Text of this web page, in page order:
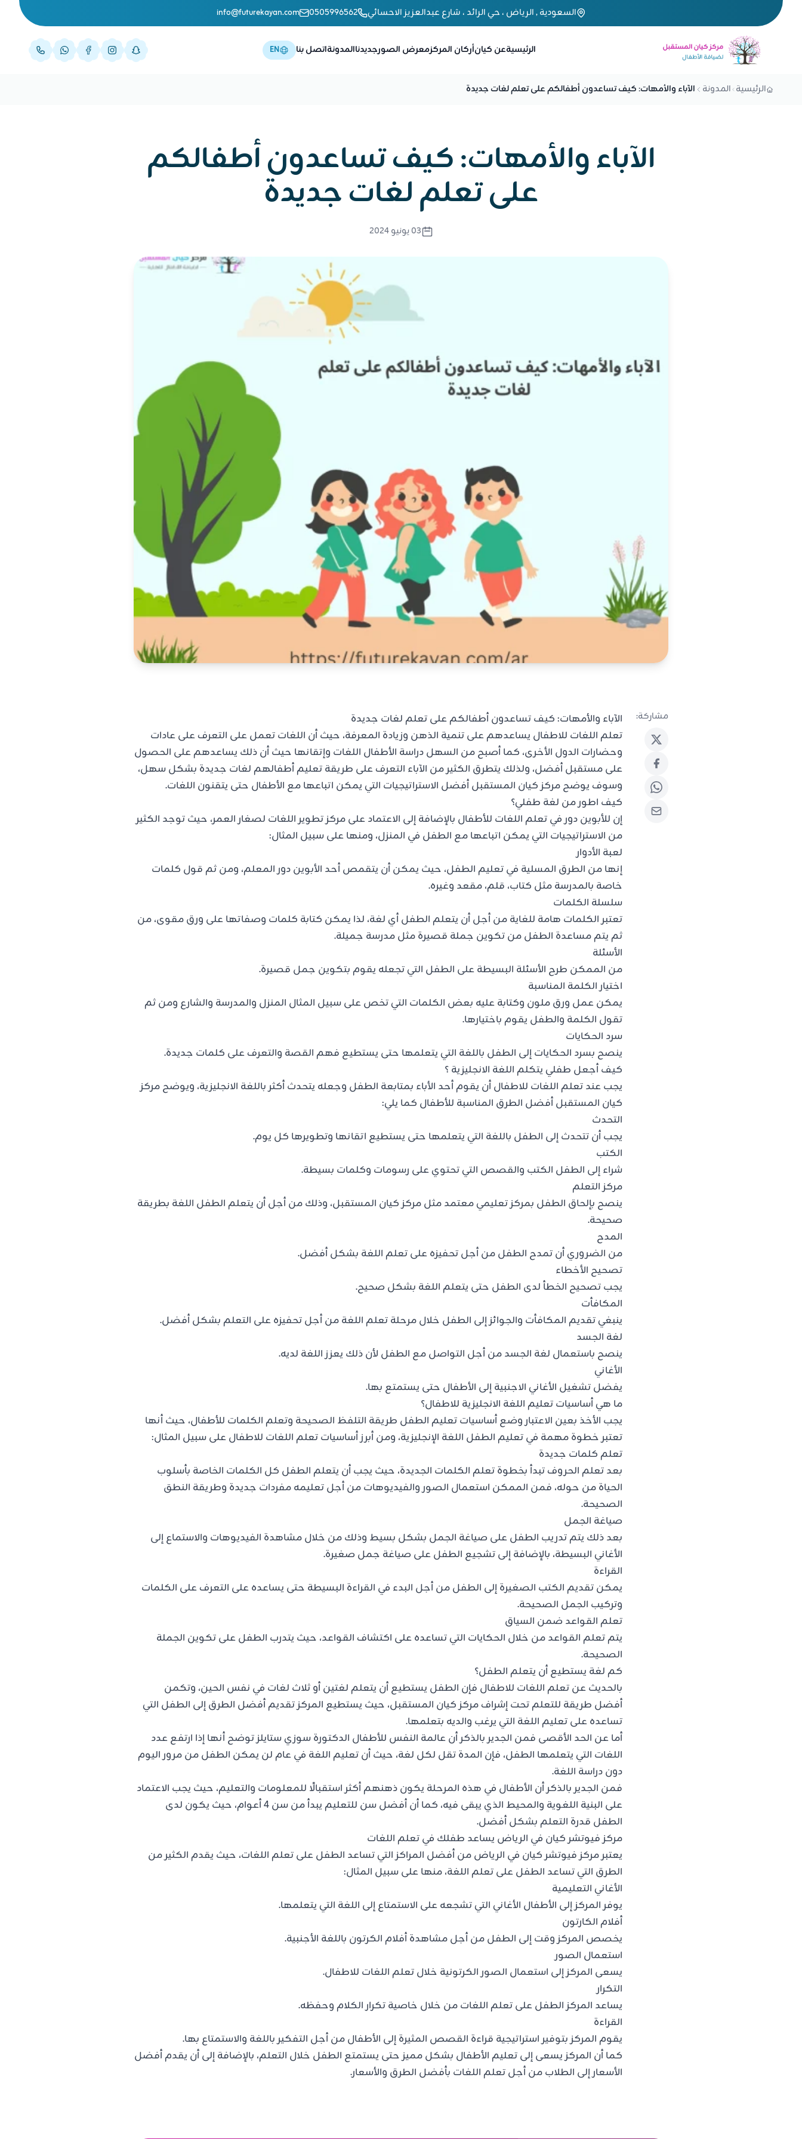
السعودية , الرياض ، حي الرائد ، شارع عبدالعزيز الاحسائي 0505996562
info@futurekayan.com
الرئيسيةعن كيانأركان المركزمعرض الصورجديدناالمدونةاتصل بنا EN
الرئيسية المدونة الآباء والأمهات: كيف تساعدون أطفالكم على تعلم لغات جديدة
الآباء والأمهات: كيف تساعدون أطفالكم
على تعلم لغات جديدة
03 يونيو 2024
مشاركة:
الآباء والأمهات: كيف تساعدون أطفالكم على تعلم لغات جديدة
تعلم اللغات للاطفال يساعدهم على تنمية الذهن وزيادة المعرفة، حيث أن اللغات تعمل على التعرف على عادات
وحضارات الدول الأخرى، كما أصبح من السهل دراسة الأطفال اللغات وإتقانها حيث أن ذلك يساعدهم على الحصول
على مستقبل أفضل، ولذلك يتطرق الكثير من الآباء التعرف على طريقة تعليم أطفالهم لغات جديدة بشكل سهل،
وسوف يوضح مركز كيان المستقبل أفضل الاستراتيجيات التي يمكن اتباعها مع الأطفال حتى يتقنون اللغات.
كيف اطور من لغة طفلي؟
إن للأبوين دور في تعلم اللغات للأطفال بالإضافة إلى الاعتماد على مركز تطوير اللغات لصغار العمر، حيث توجد الكثير
من الاستراتيجيات التي يمكن اتباعها مع الطفل في المنزل، ومنها على سبيل المثال:
لعبة الأدوار
إنها من الطرق المسلية في تعليم الطفل، حيث يمكن أن يتقمص أحد الأبوين دور المعلم، ومن ثم قول كلمات
خاصة بالمدرسة مثل كتاب، قلم، مقعد وغيره.
سلسلة الكلمات
تعتبر الكلمات هامة للغاية من أجل أن يتعلم الطفل أي لغة، لذا يمكن كتابة كلمات وصفاتها على ورق مقوى، من
ثم يتم مساعدة الطفل من تكوين جملة قصيرة مثل مدرسة جميلة.
الأسئلة
من الممكن طرح الأسئلة البسيطة على الطفل التي تجعله يقوم بتكوين جمل قصيرة.
اختيار الكلمة المناسبة
يمكن عمل ورق ملون وكتابة عليه بعض الكلمات التي تخص على سبيل المثال المنزل والمدرسة والشارع ومن ثم
تقول الكلمة والطفل يقوم باختيارها.
سرد الحكايات
ينصح بسرد الحكايات إلى الطفل باللغة التي يتعلمها حتى يستطيع فهم القصة والتعرف على كلمات جديدة.
كيف أجعل طفلي يتكلم اللغة الانجليزية ؟
يجب عند تعلم اللغات للاطفال أن يقوم أحد الأباء بمتابعة الطفل وجعله يتحدث أكثر باللغة الانجليزية، ويوضح مركز
كيان المستقبل أفضل الطرق المناسبة للأطفال كما يلي:
التحدث
يجب أن تتحدث إلى الطفل باللغة التي يتعلمها حتى يستطيع اتقانها وتطويرها كل يوم.
الكتب
شراء إلى الطفل الكتب والقصص التي تحتوي على رسومات وكلمات بسيطة.
مركز التعلم
ينصح بإلحاق الطفل بمركز تعليمي معتمد مثل مركز كيان المستقبل، وذلك من أجل أن يتعلم الطفل اللغة بطريقة
صحيحة.
المدح
من الضروري أن تمدح الطفل من أجل تحفيزه على تعلم اللغة بشكل أفضل.
تصحيح الأخطاء
يجب تصحيح الخطأ لدى الطفل حتى يتعلم اللغة بشكل صحيح.
المكافأت
ينبغي تقديم المكافأت والجوائز إلى الطفل خلال مرحلة تعلم اللغة من أجل تحفيزه على التعلم بشكل أفضل.
لغة الجسد
ينصح باستعمال لغة الجسد من أجل التواصل مع الطفل لأن ذلك يعزز اللغة لديه.
الأغاني
يفضل تشغيل الأغاني الاجنبية إلى الأطفال حتى يستمتع بها.
ما هي أساسيات تعليم اللغة الانجليزية للاطفال؟
يجب الأخذ بعين الاعتبار وضع أساسيات تعليم الطفل طريقة التلفظ الصحيحة وتعلم الكلمات للأطفال، حيث أنها
تعتبر خطوة مهمة في تعليم الطفل اللغة الإنجليزية، ومن أبرز أساسيات تعلم اللغات للاطفال على سبيل المثال:
تعلم كلمات جديدة
بعد تعلم الحروف تبدأ بخطوة تعلم الكلمات الجديدة، حيث يجب أن يتعلم الطفل كل الكلمات الخاصة بأسلوب
الحياة من حوله، فمن الممكن استعمال الصور والفيديوهات من أجل تعليمه مفردات جديدة وطريقة النطق
الصحيحة.
صياغة الجمل
بعد ذلك يتم تدريب الطفل على صياغة الجمل بشكل بسيط وذلك من خلال مشاهدة الفيديوهات والاستماع إلى
الأغاني البسيطة، بالإضافة إلى تشجيع الطفل على صياغة جمل صغيرة.
القراءة
يمكن تقديم الكتب الصغيرة إلى الطفل من أجل البدء في القراءة البسيطة حتى يساعده على التعرف على الكلمات
وتركيب الجمل الصحيحة.
تعلم القواعد ضمن السياق
يتم تعلم القواعد من خلال الحكايات التي تساعده على اكتشاف القواعد، حيث يتدرب الطفل على تكوين الجملة
الصحيحة.
كم لغة يستطيع أن يتعلم الطفل؟
بالحديث عن تعلم اللغات للاطفال فإن الطفل يستطيع أن يتعلم لغتين أو ثلاث لغات في نفس الحين، وتكمن
أفضل طريقة للتعلم تحت إشراف مركز كيان المستقبل، حيث يستطيع المركز تقديم أفضل الطرق إلى الطفل التي
تساعده على تعليم اللغة التي يرغب والديه بتعلمها.
أما عن الحد الأقصى فمن الجدير بالذكر أن عالمة النفس للأطفال الدكتورة سوزي ستايلز توضح أنها إذا ارتفع عدد
اللغات التي يتعلمها الطفل، فإن المدة تقل لكل لغة، حيث أن تعليم اللغة في عام لن يمكن الطفل من مرور اليوم
دون دراسة اللغة.
فمن الجدير بالذكر أن الأطفال في هذه المرحلة يكون ذهنهم أكثر استقبالًا للمعلومات والتعليم، حيث يجب الاعتماد
على البنية اللغوية والمحيط الذي يبقى فيه، كما أن أفضل سن للتعليم يبدأ من سن 4 أعوام، حيث يكون لدى
الطفل قدرة التعلم بشكل أفضل.
مركز فيوتشر كيان في الرياض يساعد طفلك في تعلم اللغات
يعتبرمركز فيوتشر كيان في الرياض من أفضل المراكز التي تساعد الطفل على تعلم اللغات، حيث يقدم الكثير من
الطرق التي تساعد الطفل على تعلم اللغة، منها على سبيل المثال:
الأغاني التعليمية
يوفر المركز إلى الأطفال الأغاني التي تشجعه على الاستمتاع إلى اللغة التي يتعلمها.
أفلام الكارتون
يخصص المركز وقت إلى الطفل من أجل مشاهدة أفلام الكرتون باللغة الأجنبية.
استعمال الصور
يسعى المركز إلى استعمال الصور الكرتونية خلال تعلم اللغات للاطفال.
التكرار
يساعد المركز الطفل على تعلم اللغات من خلال خاصية تكرار الكلام وحفظه.
القراءة
يقوم المركز بتوفير استراتيجية قراءة القصص المثيرة إلى الأطفال من أجل التفكير باللغة والاستمتاع بها.
كما أن المركز يسعى إلى تعليم الأطفال بشكل مميز حتى يستمتع الطفل خلال التعلم، بالإضافة إلى أن يقدم أفضل
الأسعار إلى الطلاب من أجل تعلم اللغات بأفضل الطرق والأسعار.